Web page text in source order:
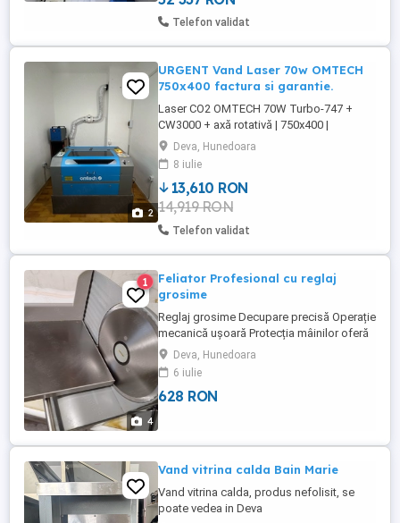
concepte HoReCa. Spatiul dispune de:
Telefon validat
2
URGENT Vand Laser 70w OMTECH
750x400 factura si garantie.
Laser CO2 OMTECH 70W Turbo-747 +
CW3000 + axă rotativă | 750x400 |
Echipamentul a fost utilizat foarte puțin,
aproximativ 2 ore zi timp de 4 luni, în regim
ușor, pentru teste și proiecte mici, nu
producție industrială Pachet inclus: -
Chiller industrial CW-3000 - Axă rotativă
pentru obiecte cilindrice - ...
Deva, Hunedoara
8 iulie
13,610 RON
14,919 RON
Telefon validat
4
1
Feliator Profesional cu reglaj
grosime
Reglaj grosime Decupare precisă Operație
mecanică ușoară Protecția mâinilor oferă
o funcționare sigură Ușor de curățat
Dispozitiv de tăiere înclinat Este
recomandat în special pentru produsele
din carne Carnea trebuie să fie răcită la
Deva, Hunedoara
6 iulie
628 RON
Vand vitrina calda Bain Marie
Vand vitrina calda, produs nefolisit, se
poate vedea in Deva